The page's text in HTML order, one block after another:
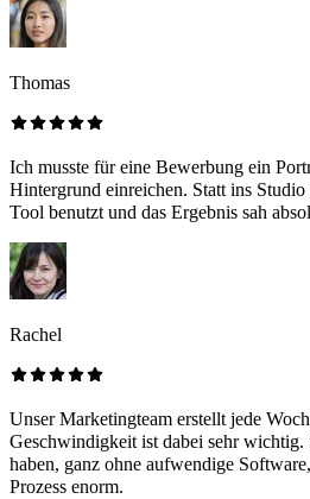
Thomas
Ich musste für eine Bewerbung ein
Hintergrund einreichen. Statt ins Studio
Tool benutzt und das Ergebnis sah
Rachel
Unser Marketingteam erstellt jede
Geschwindigkeit ist dabei sehr wichtig.
haben, ganz ohne aufwendige
Prozess enorm.